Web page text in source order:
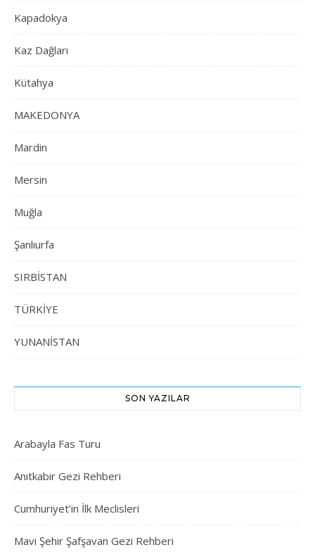
Kapadokya
Kaz Dağları
Kütahya
MAKEDONYA
Mardin
Mersin
Muğla
Şanlıurfa
SIRBİSTAN
TÜRKİYE
YUNANİSTAN
SON YAZILAR
Arabayla Fas Turu
Anıtkabir Gezi Rehberi
Cumhuriyet’in İlk Meclisleri
Mavi Şehir Şafşavan Gezi Rehberi